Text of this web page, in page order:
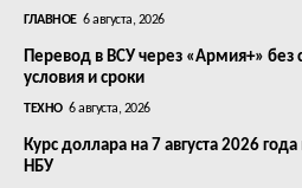
ГЛАВНОЕ 6 августа, 2026
Перевод в ВСУ через «Армия+» без
условия и сроки
ТЕХНО 6 августа, 2026
Курс доллара на 7 августа 2026
НБУ